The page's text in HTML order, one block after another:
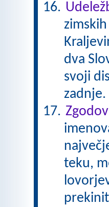
dva
svoji
zadnje.
teku,